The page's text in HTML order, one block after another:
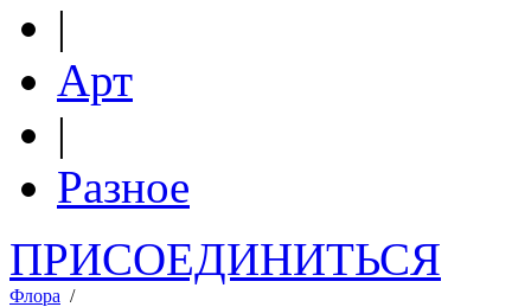
|
Арт
|
Разное
ПРИСОЕДИНИТЬСЯ
Флора /